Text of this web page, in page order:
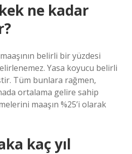
ne kadar
belirli bir yüzdesi
Yasa koyucu belirli
Tüm bunlara rağmen,
ortalama gelire sahip
maaşın %25’i olarak
kaç yıl